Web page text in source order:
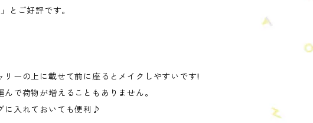
とご好評です。
ーの上に載せて前に座るとメイクしやすいです!
で荷物が増えることもありません。
に入れておいても便利♪